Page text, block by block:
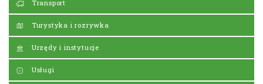
Transport
Turystyka i rozrywka
Urzędy i instytucje
Usługi